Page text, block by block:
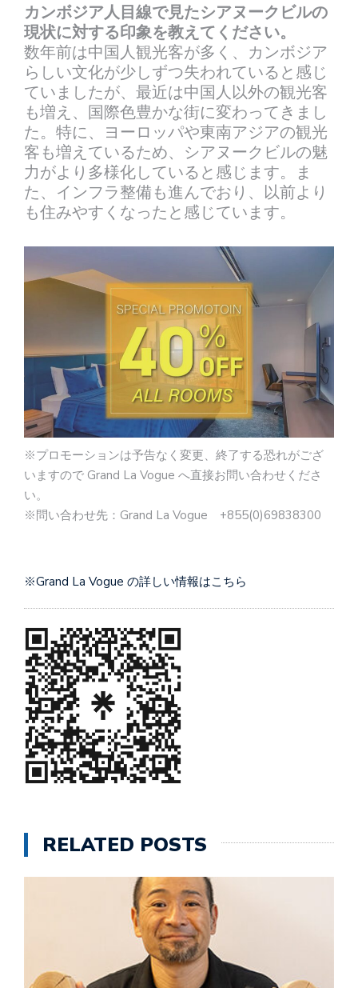
カンボジア人目線で見たシアヌークビルの
現状に対する印象を教えてください。
数年前は中国人観光客が多く、カンボジア
らしい文化が少しずつ失われていると感じ
ていましたが、最近は中国人以外の観光客
も増え、国際色豊かな街に変わってきまし
た。特に、ヨーロッパや東南アジアの観光
客も増えているため、シアヌークビルの魅
力がより多様化していると感じます。ま
た、インフラ整備も進んでおり、以前より
も住みやすくなったと感じています。
※プロモーションは予告なく変更、終了する恐れがござ
いますので Grand La Vogue へ直接お問い合わせくださ
い。
※問い合わせ先：Grand La Vogue +855(0)69838300
※Grand La Vogue の詳しい情報はこちら
RELATED POSTS